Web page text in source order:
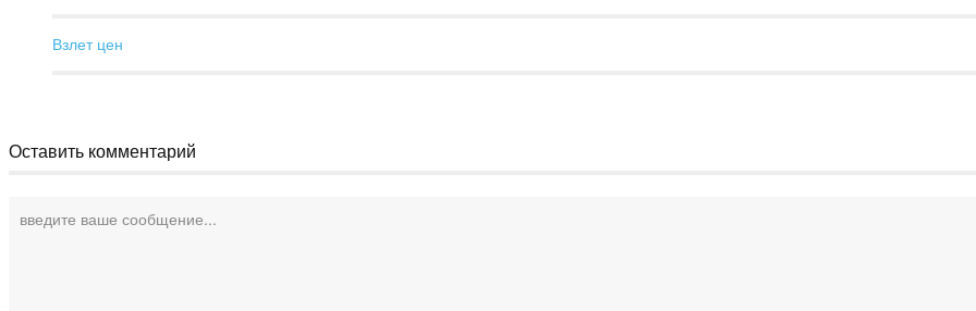
Взлет цен
Оставить комментарий